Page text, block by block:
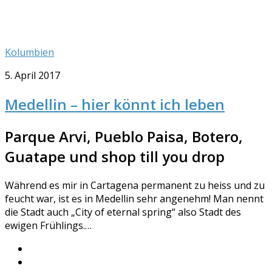
Kolumbien
5. April 2017
Medellin – hier könnt ich leben
Parque Arvi, Pueblo Paisa, Botero,
Guatape und shop till you drop
Während es mir in Cartagena permanent zu heiss und zu
feucht war, ist es in Medellin sehr angenehm! Man nennt
die Stadt auch „City of eternal spring“ also Stadt des
ewigen Frühlings.…